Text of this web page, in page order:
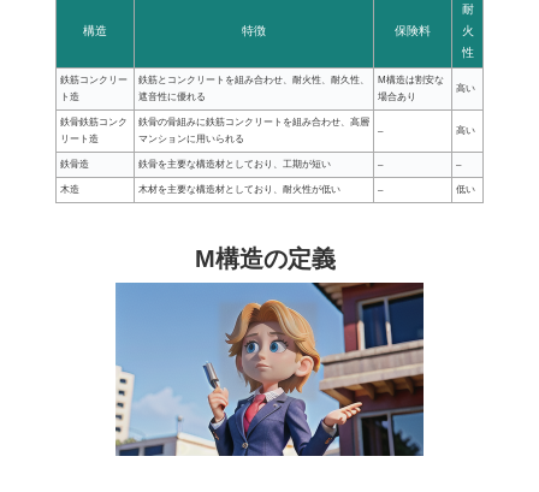
構造 特徴 保険料
耐
火
性
鉄筋コンクリー
ト造
鉄筋とコンクリートを組み合わせ、耐火性、耐久性、
遮音性に優れる
M構造は割安な
場合あり
高い
鉄骨鉄筋コンク
リート造
鉄骨の骨組みに鉄筋コンクリートを組み合わせ、高層
マンションに用いられる
– 高い
鉄骨造 鉄骨を主要な構造材としており、工期が短い – –
木造 木材を主要な構造材としており、耐火性が低い – 低い
M構造の定義